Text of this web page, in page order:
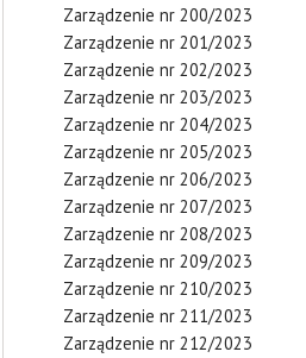
Zarządzenie nr 200/2023
Zarządzenie nr 201/2023
Zarządzenie nr 202/2023
Zarządzenie nr 203/2023
Zarządzenie nr 204/2023
Zarządzenie nr 205/2023
Zarządzenie nr 206/2023
Zarządzenie nr 207/2023
Zarządzenie nr 208/2023
Zarządzenie nr 209/2023
Zarządzenie nr 210/2023
Zarządzenie nr 211/2023
Zarządzenie nr 212/2023